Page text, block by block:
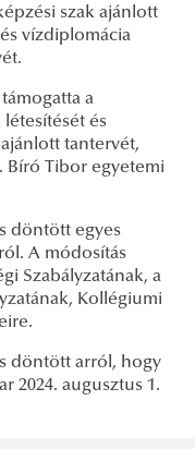
szak ajánlott
vízdiplomácia
a
és
tantervét,
Bíró Tibor egyetemi
döntött egyes
A módosítás
Szabályzatának, a
Kollégiumi
döntött arról, hogy
2024. augusztus 1.